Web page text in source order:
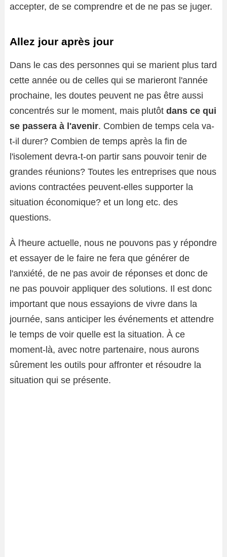
accepter, de se comprendre et de ne pas se juger.
Allez jour après jour
Dans le cas des personnes qui se marient plus tard
cette année ou de celles qui se marieront l'année
prochaine, les doutes peuvent ne pas être aussi
concentrés sur le moment, mais plutôt dans ce qui
se passera à l'avenir. Combien de temps cela va-
t-il durer? Combien de temps après la fin de
l'isolement devra-t-on partir sans pouvoir tenir de
grandes réunions? Toutes les entreprises que nous
avions contractées peuvent-elles supporter la
situation économique? et un long etc. des
questions.
À l'heure actuelle, nous ne pouvons pas y répondre
et essayer de le faire ne fera que générer de
l'anxiété, de ne pas avoir de réponses et donc de
ne pas pouvoir appliquer des solutions. Il est donc
important que nous essayions de vivre dans la
journée, sans anticiper les événements et attendre
le temps de voir quelle est la situation. À ce
moment-là, avec notre partenaire, nous aurons
sûrement les outils pour affronter et résoudre la
situation qui se présente.